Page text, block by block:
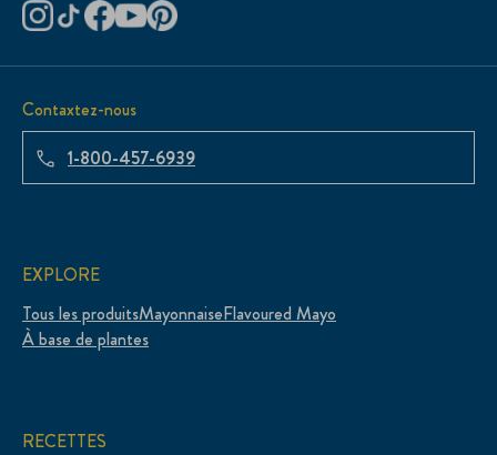
Contaxtez-nous
1-800-457-6939
EXPLORE
Tous les produitsMayonnaiseFlavoured Mayo
À base de plantes
RECETTES